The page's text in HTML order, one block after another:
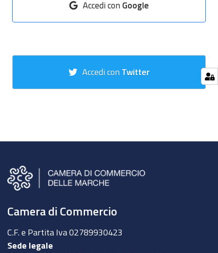
Accedi con Google
Accedi con Twitter
Camera di Commercio
C.F. e Partita Iva 02789930423
Sede legale